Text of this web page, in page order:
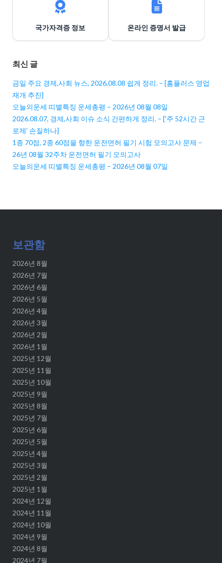
국가자격증 정보 온라인 증명서 발급
최신 글
금일 주요 경제,사회 뉴스, 2026.08.08 쉽게 정리. – [홈플러스 영업
재개 추진]
오늘의운세 띠별특징 운세총평 – 2026년 08월 08일
2026.08.07, 경제,사회 이슈 소식 간편하게 정리. – ['주 52시간 근
로제' 손질하나]
1종 70점, 2종 60점을 향한 운전면허 필기 시험 모의고사 문제 –
26년 08월 32주차 운전면허 필기 모의고사
오늘의운세 띠별특징 운세총평 – 2026년 08월 07일
보관함
2026년 8월
2026년 7월
2026년 6월
2026년 5월
2026년 4월
2026년 3월
2026년 2월
2026년 1월
2025년 12월
2025년 11월
2025년 10월
2025년 9월
2025년 8월
2025년 7월
2025년 6월
2025년 5월
2025년 4월
2025년 3월
2025년 2월
2025년 1월
2024년 12월
2024년 11월
2024년 10월
2024년 9월
2024년 8월
2024년 7월